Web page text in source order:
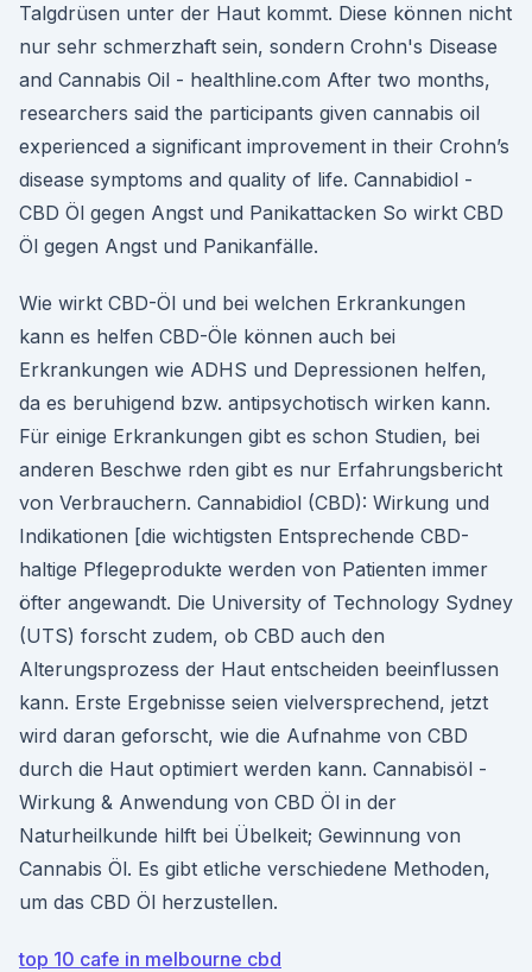
Talgdrüsen unter der Haut kommt. Diese können nicht
nur sehr schmerzhaft sein, sondern Crohn's Disease
and Cannabis Oil - healthline.com After two months,
researchers said the participants given cannabis oil
experienced a significant improvement in their Crohn’s
disease symptoms and quality of life. Cannabidiol -
CBD Öl gegen Angst und Panikattacken So wirkt CBD
Öl gegen Angst und Panikanfälle.
Wie wirkt CBD-Öl und bei welchen Erkrankungen
kann es helfen CBD-Öle können auch bei
Erkrankungen wie ADHS und Depressionen helfen,
da es beruhigend bzw. antipsychotisch wirken kann.
Für einige Erkrankungen gibt es schon Studien, bei
anderen Beschwe rden gibt es nur Erfahrungsbericht
von Verbrauchern. Cannabidiol (CBD): Wirkung und
Indikationen [die wichtigsten Entsprechende CBD-
haltige Pflegeprodukte werden von Patienten immer
öfter angewandt. Die University of Technology Sydney
(UTS) forscht zudem, ob CBD auch den
Alterungsprozess der Haut entscheiden beeinflussen
kann. Erste Ergebnisse seien vielversprechend, jetzt
wird daran geforscht, wie die Aufnahme von CBD
durch die Haut optimiert werden kann. Cannabisöl -
Wirkung & Anwendung von CBD Öl in der
Naturheilkunde hilft bei Übelkeit; Gewinnung von
Cannabis Öl. Es gibt etliche verschiedene Methoden,
um das CBD Öl herzustellen.
top 10 cafe in melbourne cbd